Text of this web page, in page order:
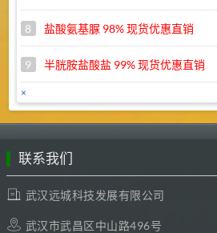
8 盐酸氨基脲 98% 现货优惠直销
9 半胱胺盐酸盐 99% 现货优惠直销
10 苯扎溴铵 45% 现货直销，优惠促销
1 武汉远成库存商品促销目录
×
联系我们
武汉远城科技发展有限公司
武汉市武昌区中山路496号